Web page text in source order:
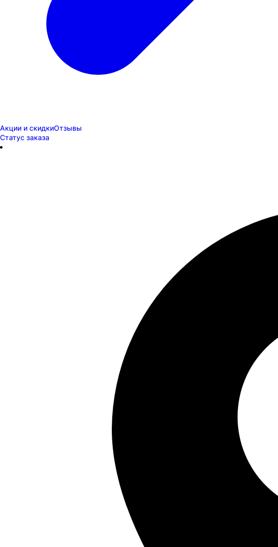
Акции и скидкиОтзывы
Статус заказа